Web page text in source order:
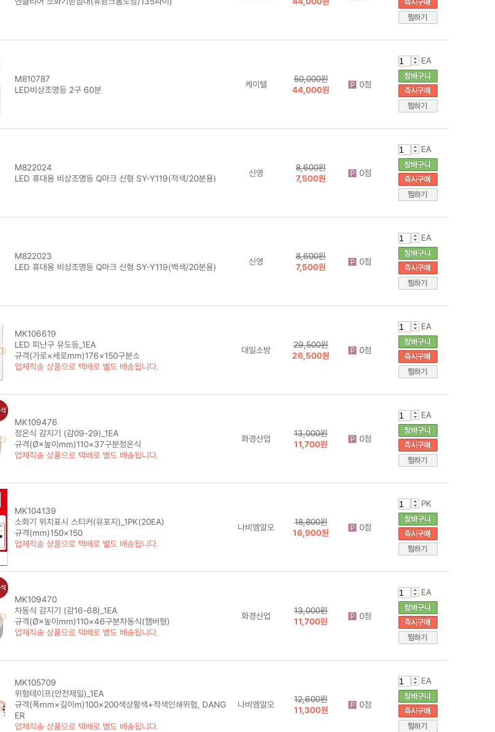
M810787
LED비상조명등 2구 60분
케이텔
50,000원
44,000원
0점
EA
M822024
LED 휴대용 비상조명등 Q마크 신형 SY-Y119(적색/20분용)
신영
8,600원
7,500원
0점
EA
M822023
LED 휴대용 비상조명등 Q마크 신형 SY-Y119(백색/20분용)
신영
8,600원
7,500원
0점
EA
MK106619
LED 피난구 유도등_1EA
규격(가로×세로mm)176×150구분소
업체직송 상품으로 택배로 별도 배송됩니다.
대일소방
29,500원
26,500원
0점
EA
MK109476
정온식 감지기 (감09-29)_1EA
규격(Ø×높이mm)110×37구분정온식
업체직송 상품으로 택배로 별도 배송됩니다.
화경산업
13,000원
11,700원
0점
EA
MK104139
소화기 위치표시 스티커(유포지)_1PK(20EA)
규격(mm)150×150
업체직송 상품으로 택배로 별도 배송됩니다.
나비엠알오
18,800원
16,900원
0점
PK
MK109470
차동식 감지기 (감16-68)_1EA
규격(Ø×높이mm)110×46구분차동식(챔버형)
업체직송 상품으로 택배로 별도 배송됩니다.
화경산업
13,000원
11,700원
0점
EA
MK105709
위험테이프(안전제일)_1EA
규격(폭mm×길이m)100×200색상황색+적색인쇄위험, DANG
ER
업체직송 상품으로 택배로 별도 배송됩니다.
나비엠알오
12,600원
11,300원
0점
EA